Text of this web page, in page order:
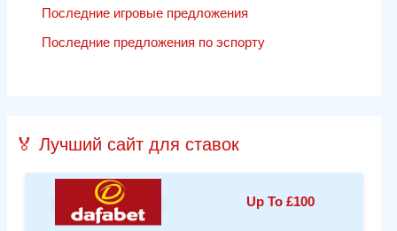
Последние игровые предложения
Последние предложения по эспорту
🏅 Лучший сайт для ставок
Up To £100